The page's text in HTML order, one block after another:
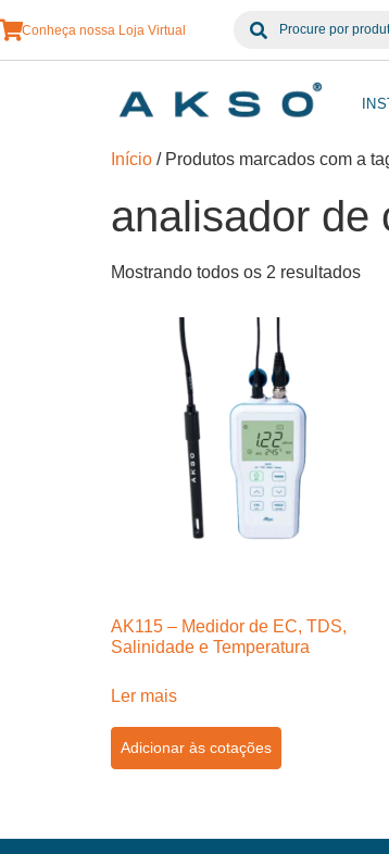
Conheça nossa Loja Virtual
Início / Produtos marcados com a
analisador de
Mostrando todos os 2 resultados
AK115 – Medidor de EC, TDS,
Salinidade e Temperatura
Ler mais
Adicionar às cotações